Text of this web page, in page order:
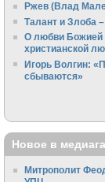
Ржев (Влад
Талант и Злоба
О любви Божией
христианской
Игорь Волгин:
сбываются»
Новое в
Митрополит